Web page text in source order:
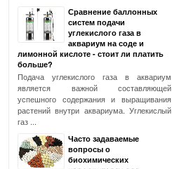
Сравнение баллонных
систем подачи
углекислого газа в
аквариум на соде и
лимонной кислоте - стоит ли платить
больше?
Подача углекислого газа в аквариум
является важной составляющей
успешного содержания и выращивания
растений внутри аквариума. Углекислый
газ ...
Часто задаваемые
вопросы о
биохимических